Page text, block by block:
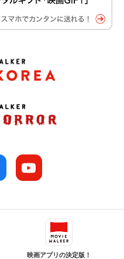
映画アプリの決定版！